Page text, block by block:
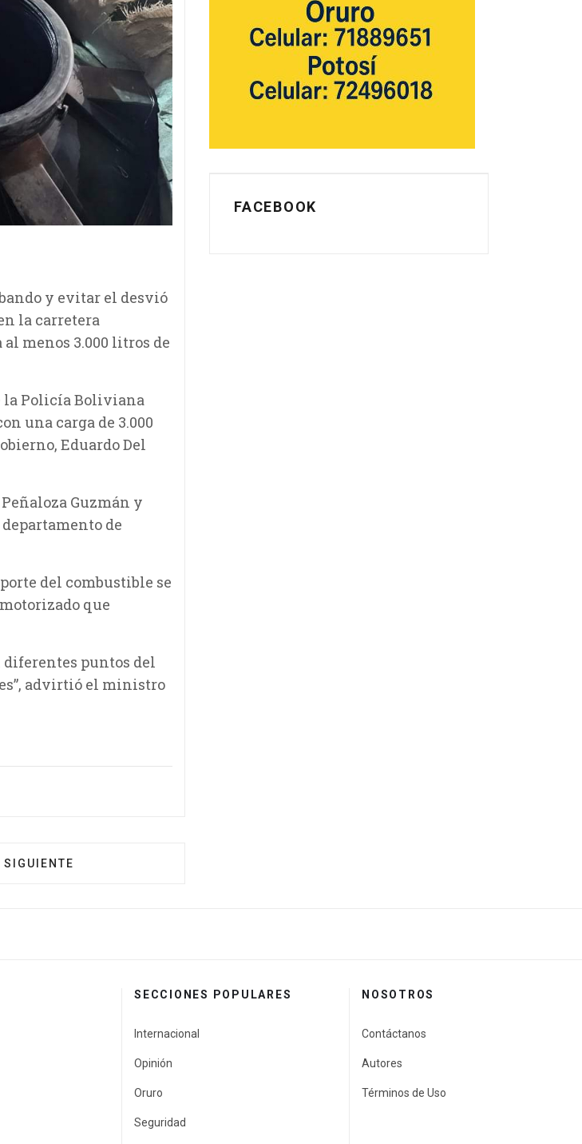
y evitar el desvió
la carretera
menos 3.000 litros de
la Policía Boliviana
una carga de 3.000
Eduardo Del
Guzmán y
de
del combustible se
que
diferentes puntos del
advirtió el ministro
SIGUIENTE
FACEBOOK
SECCIONES POPULARES
Internacional
Opinión
Oruro
Seguridad
NOSOTROS
Contáctanos
Autores
Términos de Uso